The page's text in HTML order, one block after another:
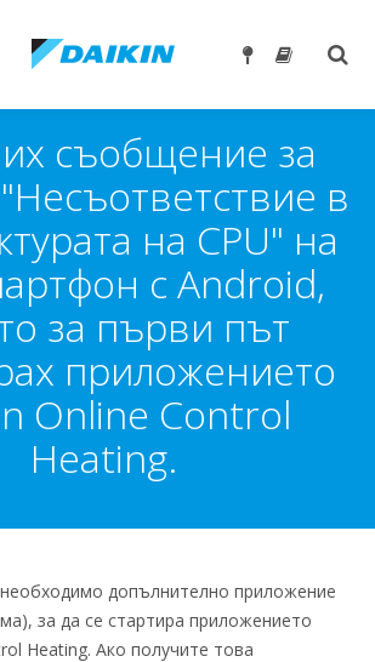
съобщение за
в
на CPU" на
с Android,
за първи път
приложението
Online Control
Heating.
допълнително приложение
за да се стартира приложението
Heating. Ако получите това